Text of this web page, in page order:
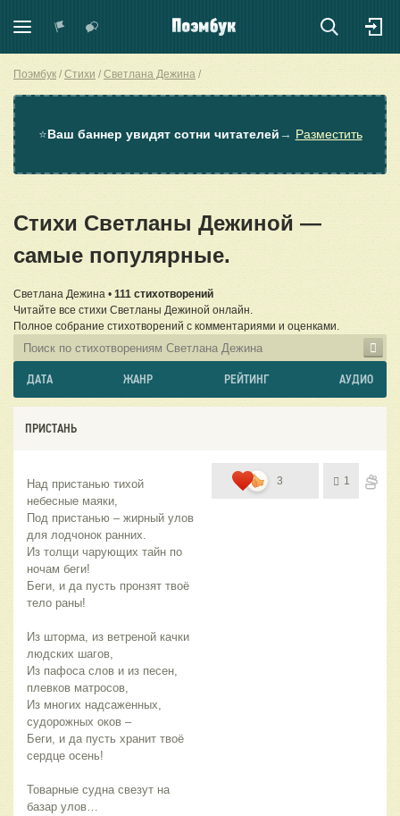
Поэмбук Стихи Светлана Дежина
⭐Ваш баннер увидят сотни читателей → Разместить
Стихи Светланы Дежиной —
самые популярные.
Светлана Дежина • 111 стихотворений
Читайте все стихи Светланы Дежиной онлайн.
Полное собрание стихотворений с комментариями и оценками.
ДАТА ЖАНР РЕЙТИНГ АУДИО
ПРИСТАНЬ
Над пристанью тихой
небесные маяки,
Под пристанью – жирный улов
для лодчонок ранних.
Из толщи чарующих тайн по
ночам беги!
Беги, и да пусть пронзят твоё
тело раны!
Из шторма, из ветреной качки
людских шагов,
Из пафоса слов и из песен,
плевков матросов,
Из многих надсаженных,
судорожных оков –
Беги, и да пусть хранит твоё
сердце осень!
Товарные судна свезут на
базар улов…
3 1